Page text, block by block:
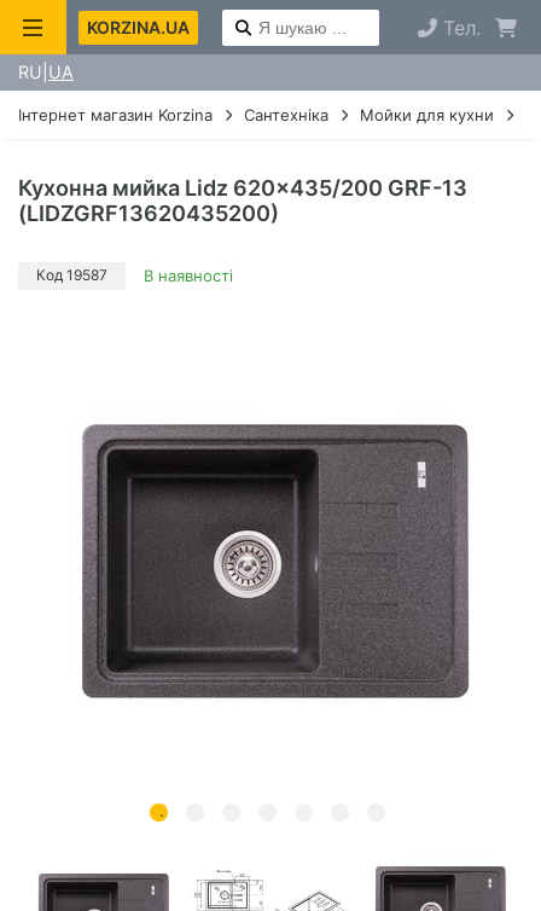
KORZINA.UA Тел.
RU UA
Інтернет магазин Korzina Сантехніка Мойки для кухни
Кухонна мийка Lidz 620x435/200 GRF-13
(LIDZGRF13620435200)
Код 19587 В наявності